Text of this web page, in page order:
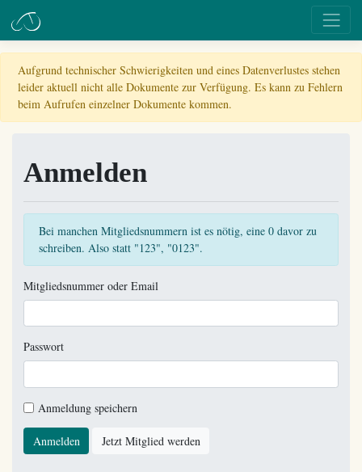
Aufgrund technischer Schwierigkeiten und eines Datenverlustes stehen
leider aktuell nicht alle Dokumente zur Verfügung. Es kann zu Fehlern
beim Aufrufen einzelner Dokumente kommen.
Anmelden
Bei manchen Mitgliedsnummern ist es nötig, eine 0 davor zu
schreiben. Also statt "123", "0123".
Mitgliedsnummer oder Email
Passwort
Anmeldung speichern
Anmelden Jetzt Mitglied werden